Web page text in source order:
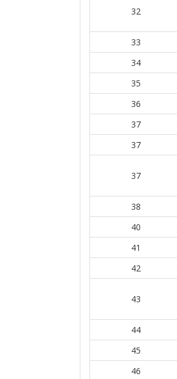
32
33
34
35
36
37
37
37
38
40
41
42
43
44
45
46